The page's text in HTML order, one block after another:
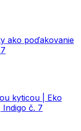
ako poďakovanie
kyticou | Eko
č. 7